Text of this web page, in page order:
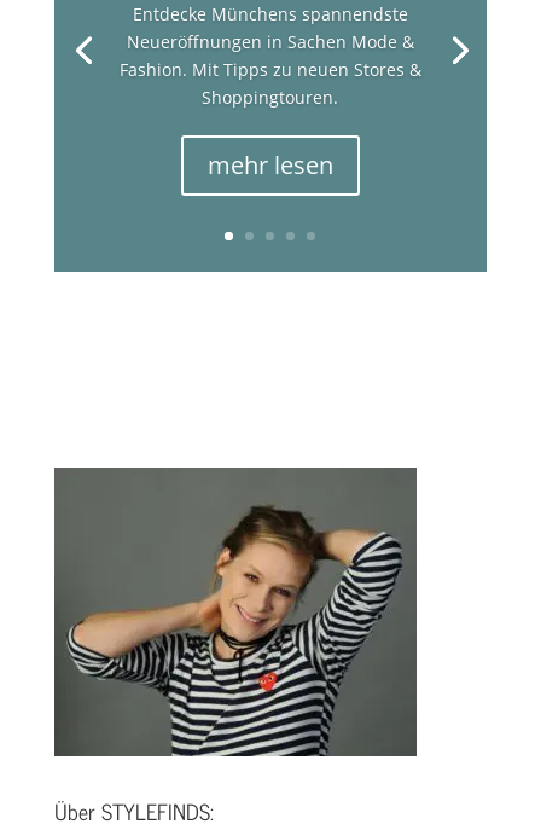
Entdecke Münchens spannendste
Neueröffnungen in Sachen Mode &
Fashion. Mit Tipps zu neuen Stores &
Shoppingtouren.
mehr lesen
Über STYLEFINDS: